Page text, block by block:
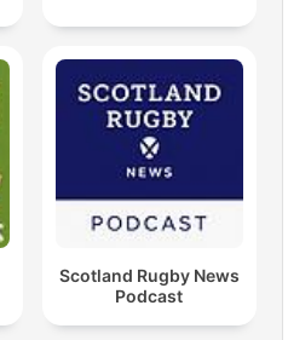
Scotland Rugby News
Podcast